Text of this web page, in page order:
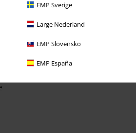
EMP Sverige
Large Nederland
EMP Slovensko
EMP España
staat voor je klaar